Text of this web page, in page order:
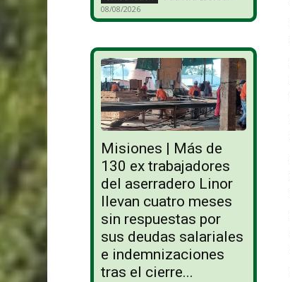
08/08/2026
Misiones | Más de
130 ex trabajadores
del aserradero Linor
llevan cuatro meses
sin respuestas por
sus deudas salariales
e indemnizaciones
tras el cierre...